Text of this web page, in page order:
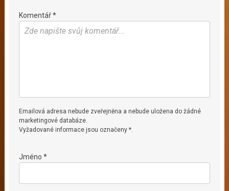
Komentář *
Emailová adresa nebude zveřejněna a nebude uložena do žádné
marketingové databáze.
Vyžadované informace jsou označeny *.
Jméno *